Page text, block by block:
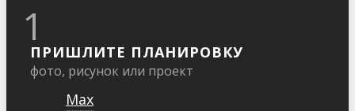
1
ПРИШЛИТЕ ПЛАНИРОВКУ
фото, рисунок или проект
Max